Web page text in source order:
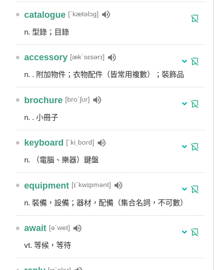
● catalogue [ˋkætəlɔg]
n. 型錄；目錄
● accessory [ækˋsɛsərɪ]
n. . 附加物件；衣物配件（皆常用複數）；裝飾品
● brochure [broˋʃʊr]
n. . 小冊子
● keyboard [ˋki͵bord]
n. （電腦、樂器）鍵盤
● equipment [ɪˋkwɪpmənt]
n. 裝備，設備；器材，配備（集合名詞，不可數）
● await [əˋwet]
vt. 等候，等待